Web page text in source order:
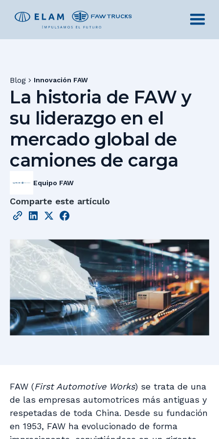
Blog Innovación FAW
La historia de FAW y
su liderazgo en el
mercado global de
camiones de carga
Equipo FAW
Comparte este artículo
FAW (First Automotive Works) se trata de una
de las empresas automotrices más antiguas y
respetadas de toda China. Desde su fundación
en 1953, FAW ha evolucionado de forma